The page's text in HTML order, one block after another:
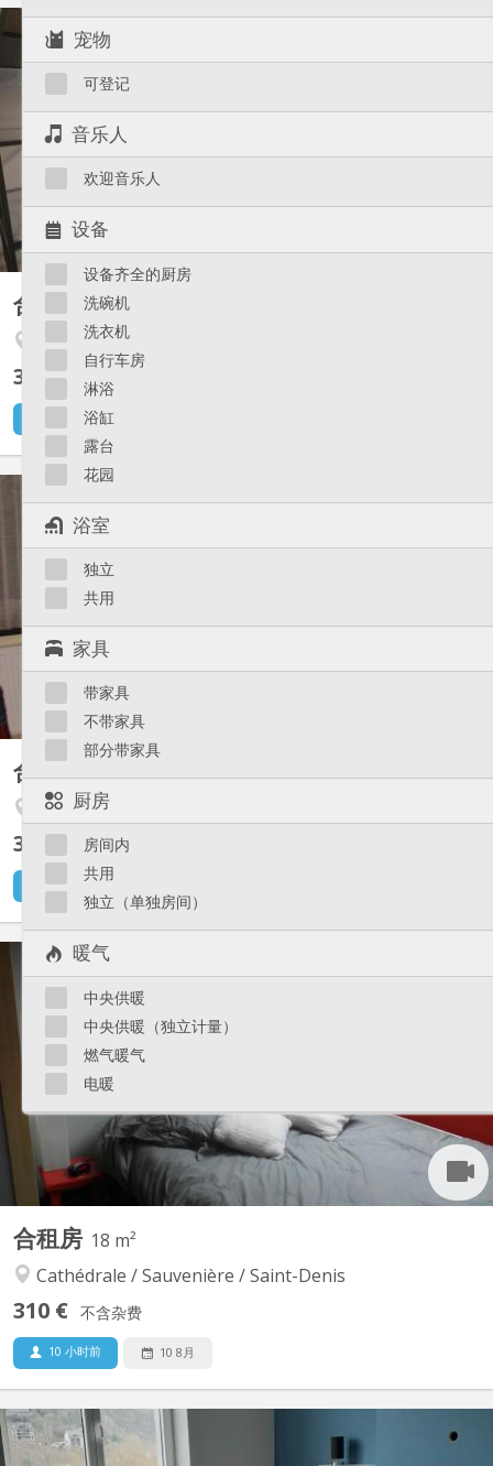
宠物
可登记
音乐人
欢迎音乐人
设备
设备齐全的厨房
洗碗机
洗衣机
自行车房
淋浴
浴缸
露台
花园
浴室
独立
共用
家具
带家具
不带家具
部分带家具
厨房
房间内
共用
独立（单独房间）
暖气
中央供暖
中央供暖（独立计量）
燃气暖气
电暖
KL 2398
2 Kots individuels pour étudiantes, dans un immeuble habité par
le propriétaire (architecte). Chambres meublées, lumineuses (12
et 14 m2), internet inclus. Douche WC et cuisine/sam communes
avec l’occupante du 2ème kot, accès possible au jardin. Le loyer
合租房12 m²
Angleur / Sart-Tilman
305 € 不含杂费
Sart Tilman, bien rare dans un bien d'exception, dans la
conciergerie d'une villa au sein d'un parc arboré de 2000m2.
Super kot rénove complètement en juillet 2026. Attention pour
étudiante exclusivement et qui se présente obligatoirement
accompagnée d' un parent. Logement avec entrée...
合租房13 m²
Angleur / Sart-Tilman
310 € 不含杂费
1 天前
Kot lumineux entièrement meublé, situé au pied de la cote
menant au Sart Tilman. Lavabo dans la chambre. Douches et WC
commun sur le palier pour 2 kots. Cuisine équipée commune au
Rez pour 4 kots. Dans un bâtiment rénové, avec accès à la
合租房 18 m²
Cathédrale / Sauvenière / Saint-Denis
310 € 不含杂费
10 小时前 10 8月
KL 8322
Kot situé au 3ème étage. Meublé (lit, armoires, bureau, chaise)